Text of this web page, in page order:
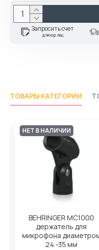
Запросить счет
для юр.лиц
ТОВАРЫ КАТЕГОРИИ
НЕТ В НАЛИЧИИ
BEHRINGER MC1000
держатель для
микрофона
24 -35 мм